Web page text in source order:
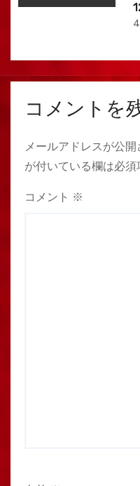
コメントを
メールアドレスが公開
が付いている欄は必須
コメント ※